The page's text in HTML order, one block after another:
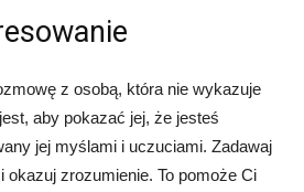
z osobą, która nie wykazuje
aby pokazać jej, że jesteś
jej myślami i uczuciami. Zadawaj
okazuj zrozumienie. To pomoże Ci